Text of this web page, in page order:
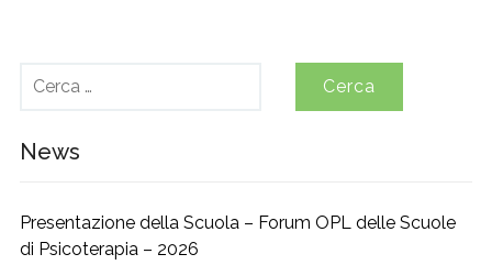
News
Presentazione della Scuola – Forum OPL delle Scuole
di Psicoterapia – 2026